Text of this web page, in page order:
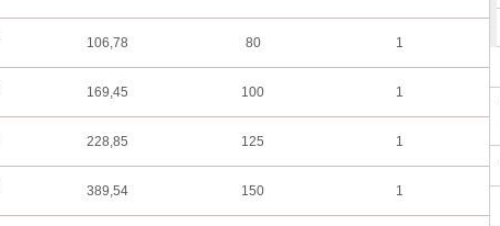
106,78 80 1
169,45 100 1
228,85 125 1
389,54 150 1